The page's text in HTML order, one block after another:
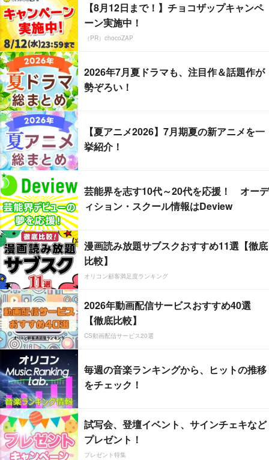
【8月12日まで！】チョコザップキャンペ
ーン実施中！
（PR）chocoZAP
2026年7月夏ドラマも、注目作＆話題作が
勢ぞろい！
【夏アニメ2026】7月期夏の新アニメを一
挙紹介！
芸能界を志す10代～20代を応援！ オーデ
ィション・スクール情報はDeview
漫画読み放題サブスクおすすめ11選【徹底
比較】
オリコン顧客満足度ランキング
2026年動画配信サービスおすすめ40選
【徹底比較】
CS動画配信サービス20選
毎週の音楽ランキングから、ヒットの推移
をチェック！
試写会、登壇イベント、サインチェキなど
プレゼント！
プレゼント特集